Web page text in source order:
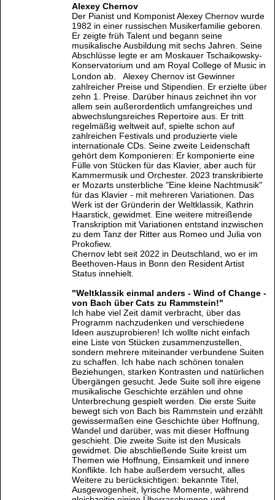
Alexey Chernov
Der Pianist und Komponist Alexey Chernov wurde
1982 in einer russischen Musikerfamilie geboren.
Er zeigte früh Talent und begann seine
musikalische Ausbildung mit sechs Jahren. Seine
Abschlüsse legte er am Moskauer Tschaikowsky-
Konservatorium und am Royal College of Music in
London ab. Alexey Chernov ist Gewinner
zahlreicher Preise und Stipendien. Er erzielte über
zehn 1. Preise. Darüber hinaus zeichnet ihn vor
allem sein außerordentlich umfangreiches und
abwechslungsreiches Repertoire aus. Er tritt
regelmäßig weltweit auf, spielte schon auf
zahlreichen Festivals und produzierte viele
internationale CDs. Seine zweite Leidenschaft
gehört dem Komponieren: Er komponierte eine
Fülle von Stücken für das Klavier, aber auch für
Kammermusik und Orchester. 2023 transkribierte
er Mozarts unsterbliche "Eine kleine Nachtmusik"
für das Klavier - mit mehreren Variationen. Das
Werk ist der Gründerin der Weltklassik, Kathrin
Haarstick, gewidmet. Eine weitere mitreißende
Transkription mit Variationen entstand inzwischen
zu dem Tanz der Ritter aus Romeo und Julia von
Prokofiew.
Chernov lebt seit 2022 in Deutschland, wo er im
Beethoven-Haus in Bonn den Resident Artist
Status innehielt.
"Weltklassik einmal anders - Wind of Change -
von Bach über Cats zu Rammstein!"
Ich habe viel Zeit damit verbracht, über das
Programm nachzudenken und verschiedene
Ideen auszuprobieren! Ich wollte nicht einfach
eine Liste von Stücken zusammenzustellen,
sondern mehrere miteinander verbundene Suiten
zu schaffen. Ich habe nach schönen tonalen
Beziehungen, starken Kontrasten und natürlichen
Übergängen gesucht. Jede Suite soll ihre eigene
musikalische Geschichte erzählen und ohne
Unterbrechung gespielt werden. Die erste Suite
bewegt sich von Bach bis Rammstein und erzählt
gewissermaßen eine Geschichte über Hoffnung,
Wandel und darüber, was mit dieser Hoffnung
geschieht. Die zweite Suite ist den Musicals
gewidmet. Die abschließende Suite kreist um
Themen wie Hoffnung, Einsamkeit und innere
Konflikte. Ich habe außerdem versucht, alles
Weitere zu berücksichtigen: bekannte Titel,
Ausgewogenheit, lyrische Momente, während